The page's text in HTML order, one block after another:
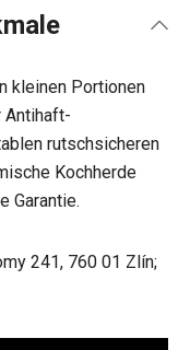
kleinen Portionen
Antihaft-
rutschsicheren
Kochherde
Garantie.
241, 760 01 Zlín;